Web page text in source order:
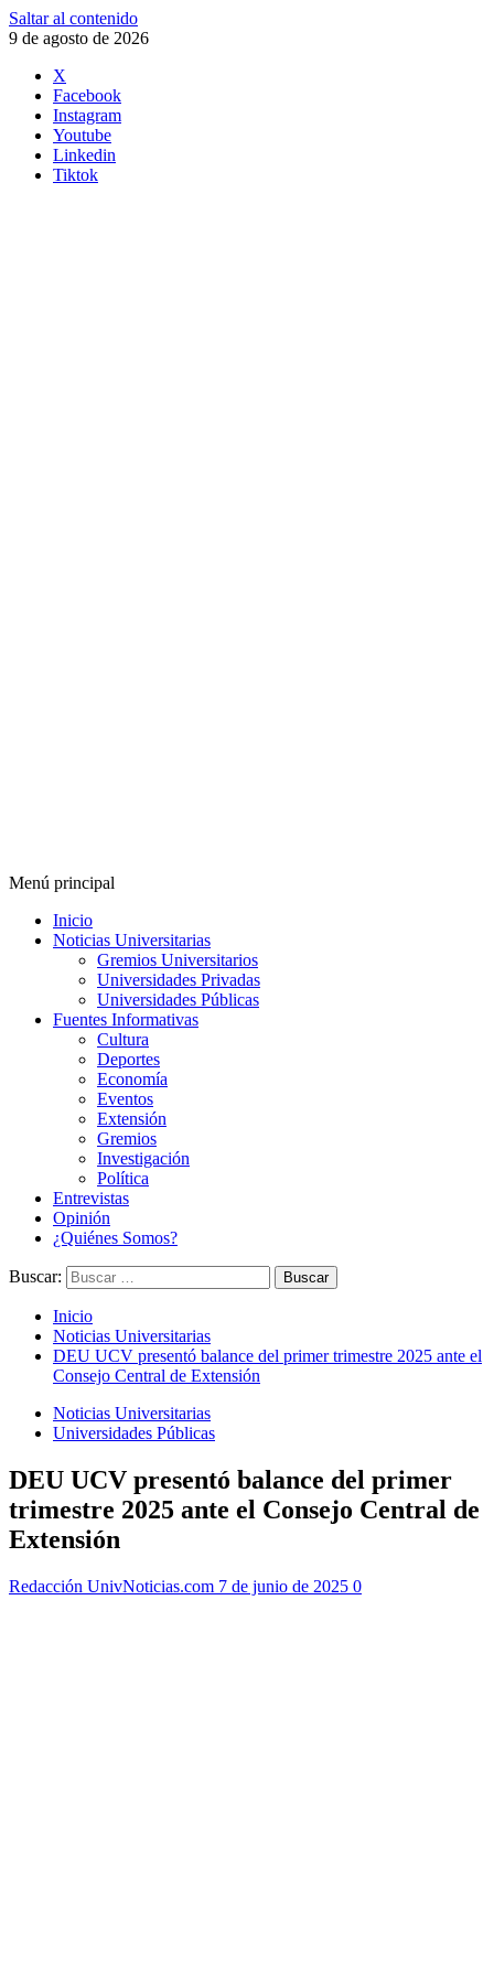
Saltar al contenido
9 de agosto de 2026
X
Facebook
Instagram
Youtube
Linkedin
Tiktok
Menú principal
Inicio
Noticias Universitarias
Gremios Universitarios
Universidades Privadas
Universidades Públicas
Fuentes Informativas
Cultura
Deportes
Economía
Eventos
Extensión
Gremios
Investigación
Política
Entrevistas
Opinión
¿Quiénes Somos?
Buscar:
Inicio
Noticias Universitarias
DEU UCV presentó balance del primer trimestre 2025 ante el
Consejo Central de Extensión
Noticias Universitarias
Universidades Públicas
DEU UCV presentó balance del primer
trimestre 2025 ante el Consejo Central de
Extensión
Redacción UnivNoticias.com 7 de junio de 2025 0